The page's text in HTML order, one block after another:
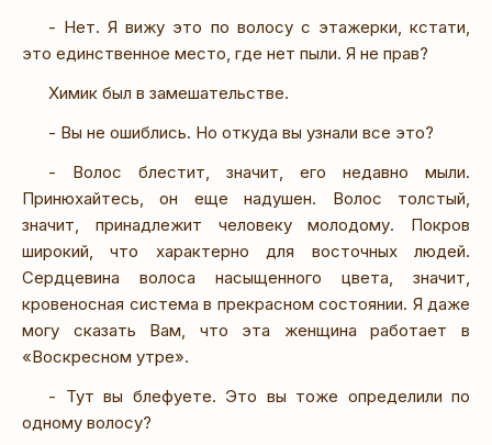
- Нет. Я вижу это по волосу с этажерки, кстати,
это единственное место, где нет пыли. Я не прав?
Химик был в замешательстве.
- Вы не ошиблись. Но откуда вы узнали все это?
- Волос блестит, значит, его недавно мыли.
Принюхайтесь, он еще надушен. Волос толстый,
значит, принадлежит человеку молодому. Покров
широкий, что характерно для восточных людей.
Сердцевина волоса насыщенного цвета, значит,
кровеносная система в прекрасном состоянии. Я даже
могу сказать Вам, что эта женщина работает в
«Воскресном утре».
- Тут вы блефуете. Это вы тоже определили по
одному волосу?